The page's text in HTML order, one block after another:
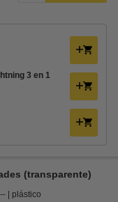
3 en 1
(transparente)
-- plástico